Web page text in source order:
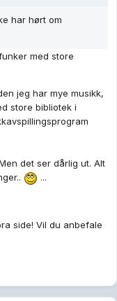
har hørt om
med store
jeg har mye musikk,
store bibliotek i
det ser dårlig ut. Alt
...
side! Vil du anbefale